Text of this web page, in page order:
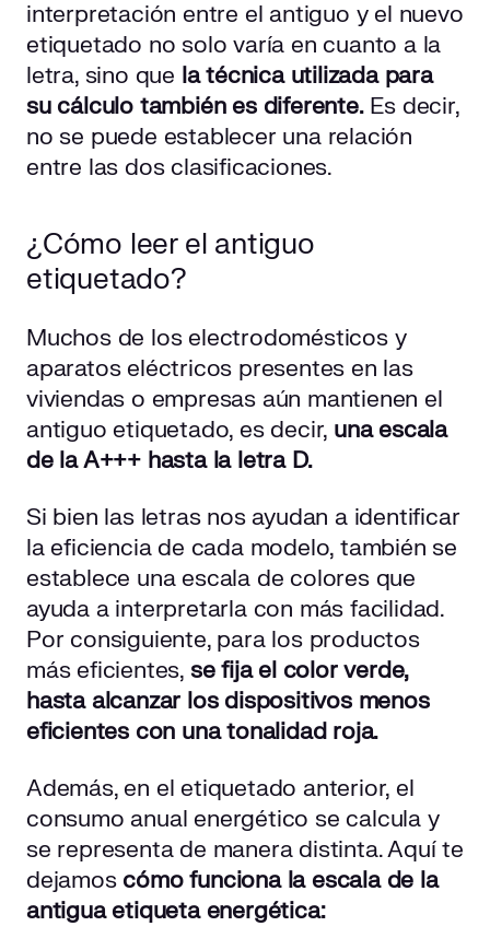
interpretación entre el antiguo y el nuevo
etiquetado no solo varía en cuanto a la
letra, sino que la técnica utilizada para
su cálculo también es diferente.Es decir,
no se puede establecer una relación
entre las dos clasificaciones.
¿Cómo leer el antiguo
etiquetado?
Muchos de los electrodomésticos y
aparatos eléctricos presentes en las
viviendas o empresas aún mantienen el
antiguo etiquetado, es decir, una escala
de la A+++ hasta la letra D.
Si bien las letras nos ayudan a identificar
la eficiencia de cada modelo, también se
establece una escala de colores que
ayuda a interpretarla con más facilidad.
Por consiguiente, para los productos
más eficientes, se fija el color verde,
hasta alcanzar los dispositivos menos
eficientes con una tonalidad roja.
Además, en el etiquetado anterior, el
consumo anual energético se calcula y
se representa de manera distinta. Aquí te
dejamos cómo funciona la escala de la
antigua etiqueta energética: